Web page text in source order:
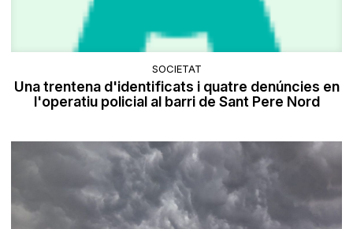
SOCIETAT
Una trentena d'identificats i quatre denúncies en
l'operatiu policial al barri de Sant Pere Nord